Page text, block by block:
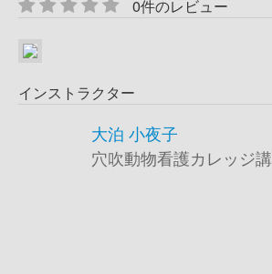
0件のレビュー
インストラクター
大泊 小夜子
穴吹動物看護カレッジ